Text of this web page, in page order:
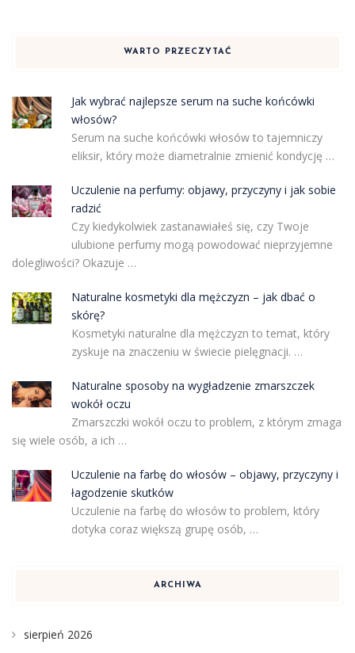
WARTO PRZECZYTAĆ
Jak wybrać najlepsze serum na suche końcówki
włosów?
Serum na suche końcówki włosów to tajemniczy
eliksir, który może diametralnie zmienić kondycję …
Uczulenie na perfumy: objawy, przyczyny i jak sobie
radzić
Czy kiedykolwiek zastanawiałeś się, czy Twoje
ulubione perfumy mogą powodować nieprzyjemne
dolegliwości? Okazuje …
Naturalne kosmetyki dla mężczyzn – jak dbać o
skórę?
Kosmetyki naturalne dla mężczyzn to temat, który
zyskuje na znaczeniu w świecie pielęgnacji. …
Naturalne sposoby na wygładzenie zmarszczek
wokół oczu
Zmarszczki wokół oczu to problem, z którym zmaga
się wiele osób, a ich …
Uczulenie na farbę do włosów – objawy, przyczyny i
łagodzenie skutków
Uczulenie na farbę do włosów to problem, który
dotyka coraz większą grupę osób, …
ARCHIWA
sierpień 2026